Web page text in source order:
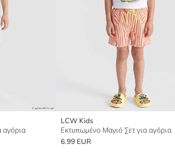
αγόρια
LCW Kids
Εκτυπωμένο Μαγιό Σετ για αγόρια
6.99 EUR